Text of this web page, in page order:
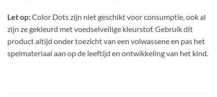
Let op:Color Dots zijn niet geschikt voor consumptie, ook al
zijn ze gekleurd met voedselveilige kleurstof. Gebruik dit
product altijd onder toezicht van een volwassene en pas het
spelmateriaal aan op de leeftijd en ontwikkeling van het kind.